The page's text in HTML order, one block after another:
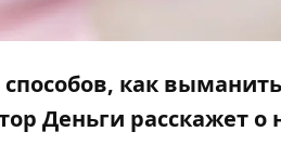
как
Деньги расскажет о